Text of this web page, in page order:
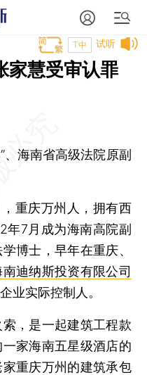
试听
T中
家慧受审认罪
海南省高级法院原副
重庆万州人，拥有西
年7月成为海南高院副
博士，早年在重庆、
南迪纳斯投资有限公司
业实际控制人。
，是一起建筑工程款
家海南五星级酒店的
重庆万州的建筑承包